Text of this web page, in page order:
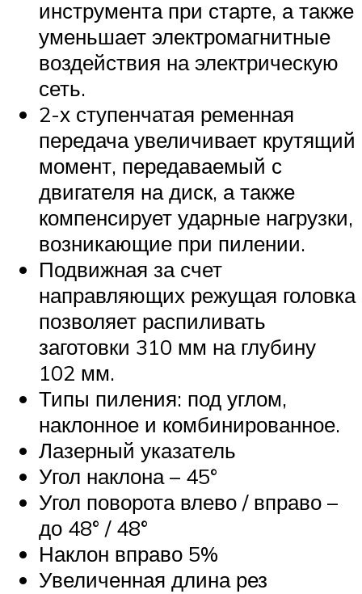
инструмента при старте, а также
уменьшает электромагнитные
воздействия на электрическую
сеть.
2-х ступенчатая ременная
передача увеличивает крутящий
момент, передаваемый с
двигателя на диск, а также
компенсирует ударные нагрузки,
возникающие при пилении.
Подвижная за счет
направляющих режущая головка
позволяет распиливать
заготовки 310 мм на глубину
102 мм.
Типы пиления: под углом,
наклонное и комбинированное.
Лазерный указатель
Угол наклона – 45°
Угол поворота влево / вправо –
до 48° / 48°
Наклон вправо 5%
Увеличенная длина рез